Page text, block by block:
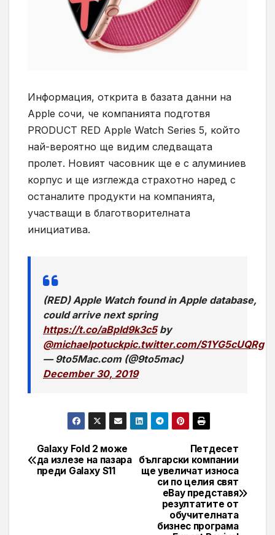
Информация, открита в базата данни на
Apple сочи, че компанията подготвя
PRODUCT RED Apple Watch Series 5, който
най-вероятно ще видим следващата
пролет. Новият часовник ще е с алуминиев
корпус и ще изглежда страхотно наред с
останалите продукти на компанията,
участващи в благотворителната
инициатива.
(RED) Apple Watch found in Apple database,
could arrive next spring
https://t.co/aBpId9k3c5by
@michaelpotuckpic.twitter.com/S1YG5cUQRg
— 9to5Mac.com (@9to5mac)
December 30, 2019
Навигация
Петдесет
български компании
ще увеличат износа
си по целия свят
eBay представя
резултатите от
обучителната
бизнес програма
Galaxy Fold 2 може
да излезе на пазара
преди Galaxy S11